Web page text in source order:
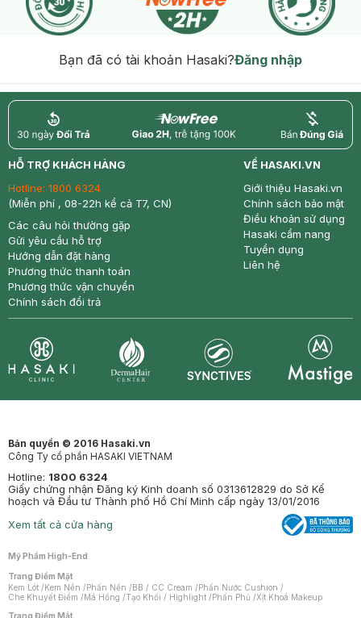
Bạn đã có tài khoản Hasaki?Đăng nhập
return nowfree price
HỖ TRỢ KHÁCH HÀNG
Hotline: 1800 6324
(Miễn phí , 08-22h kể cả T7, CN)
Các câu hỏi thường gặp
Gửi yêu cầu hỗ trợ
Hướng dẫn đặt hàng
Phương thức thanh toán
Phương thức vận chuyển
Chính sách đổi trả
VỀ HASAKI.VN
Giới thiệu Hasaki.vn
Chính sách bảo mật
Điều khoản sử dụng
Hasaki cẩm nang
Tuyển dụng
Liên hệ
Bản quyền © 2016 Hasaki.vn
Công Ty cổ phần HASAKI VIETNAM
Hotline: 1800 6324
Giấy chứng nhận Đăng ký Kinh doanh số 0313612829 do Sở Kế
hoạch và Đầu tư Thành phố Hồ Chí Minh cấp ngày 13/01/2016
Xem tất cả cửa hàng
Mỹ Phẩm High-End
Trang Điểm Mặt
Kem Lót /Kem Nền /Phấn Nền /BB / CC Cream /Phấn Nước Cushion /
Che Khuyết Điểm /Má Hồng /Tạo Khối / Highlight /Phấn Phủ /Xịt Khoá Makeup
Trang Điểm Mắt